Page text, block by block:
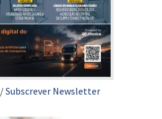
/Subscrever Newsletter